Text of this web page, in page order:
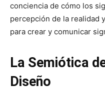
conciencia de cómo los
percepción de la realidad
para crear y comunicar
La Semiótica
Diseño